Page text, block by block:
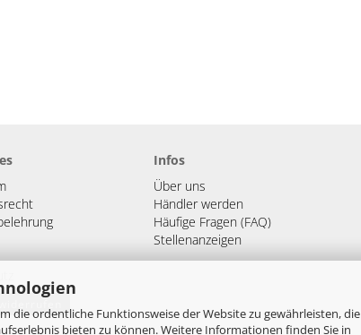
die ordentliche Funktionsweise der Website zu gewährleisten, die
bieten zu können. Weitere Informationen finden Sie in
Infos
Über uns
Händler werden
Häufige Fragen (FAQ)
Stellenanzeigen